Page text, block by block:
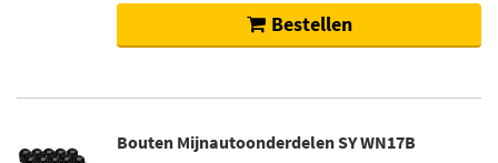
Bestellen
Bouten Mijnautoonderdelen SY WN17B